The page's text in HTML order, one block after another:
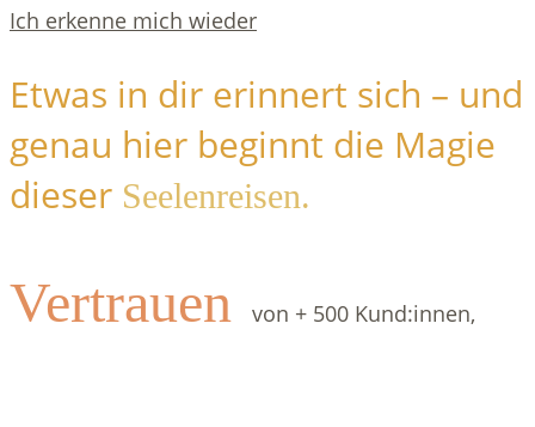
Ich erkenne mich wieder
Etwas in dir erinnert sich – und
genau hier beginnt die Magie
dieser Seelenreisen.
Vertrauen von + 500 Kund:innen,